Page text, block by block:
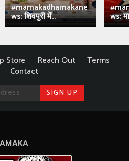
#mamakadhamakane
ws: शिवपुरी में... ws:
Store Reach Out
Terms
Contact